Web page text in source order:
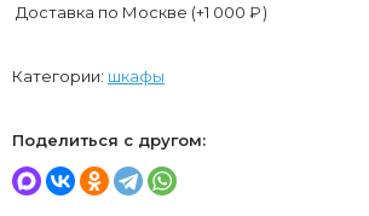
Доставка по Москве (+1 000 ₽)
Категории: шкафы
Поделиться с другом: